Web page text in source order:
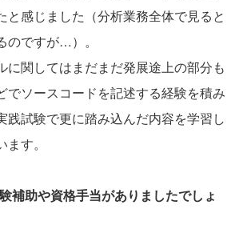
と感じました（分析業務全体で見ると
のですが…）。
に関してはまだまだ発展途上の部分も
でソースコードを記述する経験を積み
践試験で更に踏み込んだ内容を学習し
す。
補助や資格手当がありましたでしょ